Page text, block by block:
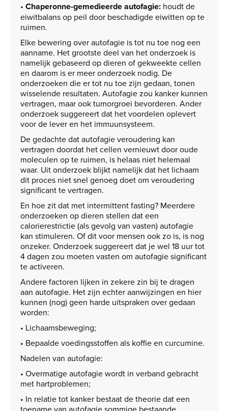
• Chaperonne-gemedieerde autofagie: houdt de
eiwitbalans op peil door beschadigde eiwitten op te
ruimen.
Elke bewering over autofagie is tot nu toe nog een
aanname. Het grootste deel van het onderzoek is
namelijk gebaseerd op dieren of gekweekte cellen
en daarom is er meer onderzoek nodig. De
onderzoeken die er tot nu toe zijn gedaan, tonen
wisselende resultaten. Autofagie zou kanker kunnen
vertragen, maar ook tumorgroei bevorderen. Ander
onderzoek suggereert dat het voordelen oplevert
voor de lever en het immuunsysteem.
De gedachte dat autofagie veroudering kan
vertragen doordat het cellen vernieuwt door oude
moleculen op te ruimen, is helaas niet helemaal
waar. Uit onderzoek blijkt namelijk dat het lichaam
dit proces niet snel genoeg doet om veroudering
significant te vertragen.
En hoe zit dat met intermittent fasting? Meerdere
onderzoeken op dieren stellen dat een
calorierestrictie (als gevolg van vasten) autofagie
kan stimuleren. Of dit voor mensen ook zo is, is nog
onzeker. Onderzoek suggereert dat je wel 18 uur tot
4 dagen zou moeten vasten om autofagie significant
te activeren.
Andere factoren lijken in zekere zin bij te dragen
aan autofagie. Het zijn echter aanwijzingen en hier
kunnen (nog) geen harde uitspraken over gedaan
worden:
• Lichaamsbeweging;
• Bepaalde voedingsstoffen als koffie en curcumine.
Nadelen van autofagie:
• Overmatige autofagie wordt in verband gebracht
met hartproblemen;
• In relatie tot kanker bestaat de theorie dat een